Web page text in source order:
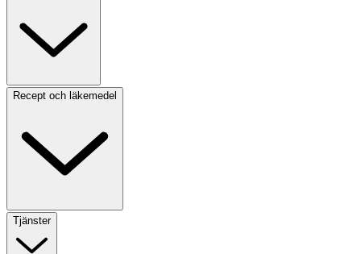
Recept och läkemedel
Tjänster